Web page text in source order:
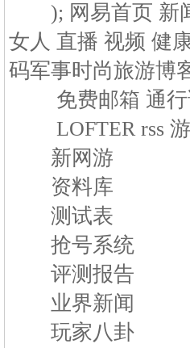
); 网易首页 新闻
女人 直播 视频 健
码军事时尚旅游博
免费邮箱 通行
LOFTER rss 游
新网游
资料库
测试表
抢号系统
评测报告
业界新闻
玩家八卦